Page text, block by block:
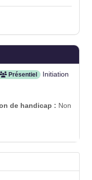
Présentiel
Initiation
de handicap : Non